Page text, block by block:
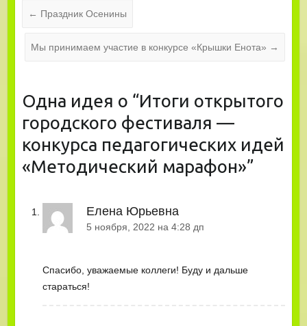
← Праздник Осенины
Мы принимаем участие в конкурсе «Крышки Енота» →
Одна идея о “Итоги открытого
городского фестиваля —
конкурса педагогических идей
«Методический марафон»”
Елена Юрьевна
5 ноября, 2022 на 4:28 дп
Спасибо, уважаемые коллеги! Буду и дальше
стараться!